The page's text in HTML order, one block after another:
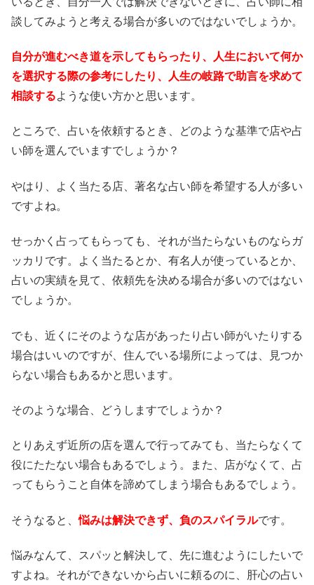
談してみようと考える場合が多いのではないでしょうか。
自分が進むべき道を示してもらったり、人生において何か
を選択する際の参考にしたり、人生の岐路で助言を求めて
相談するような使い方かと思います。
ところで、占いを依頼するとき、どのような基準で店や占
い師を選んでいますでしょうか？
やはり、よく当たる店、著名な占い師を希望する人が多い
ですよね。
せっかく占ってもらっても、それが当たらないものならガ
ッカリです。よく当たるとか、有名人が使っているとか、
占いの実績を見て、依頼先を決める場合が多いのではない
でしょうか。
でも、近くにそのような店があったり占い師がいたりする
場合はいいのですが、住んでいる場所によっては、見つか
らない場合もあるかと思います。
そのような場合、どうしますでしょうか？
とりあえず近所の店を選んで行ってみても、当たらなくて
役にたたない場合もあるでしょう。また、店がなくて、占
ってもらうこと自体を諦めてしまう場合もあるでしょう。
そうなると、悩みは解決できず、負のスパイラルです。
悩みなんて、スパッと解決して、先に進むようにしたいで
すよね。それができないから占いに頼るのに、肝心の占い